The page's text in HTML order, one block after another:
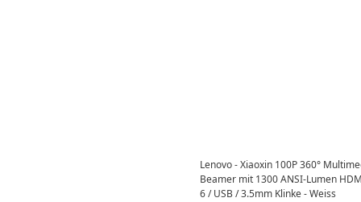
Lenovo - Xiaoxin 100P 360°
Beamer mit 1300 ANSI-Lumen
6 / USB / 3.5mm Klinke - Weiss